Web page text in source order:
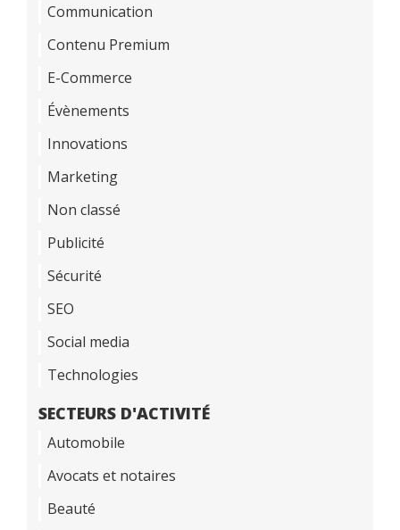
Communication
Contenu Premium
E-Commerce
Évènements
Innovations
Marketing
Non classé
Publicité
Sécurité
SEO
Social media
Technologies
SECTEURS D'ACTIVITÉ
Automobile
Avocats et notaires
Beauté